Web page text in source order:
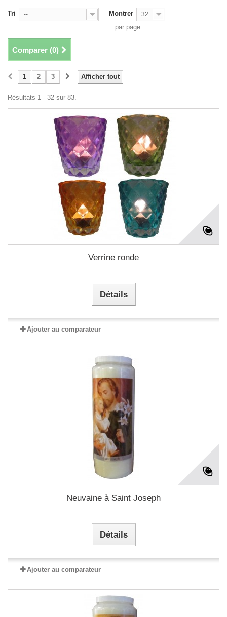
Tri -- Montrer 32
par page
Comparer (0)
Afficher tout
1 2 3
Résultats 1 - 32 sur 83.
Verrine ronde
Détails
Ajouter au comparateur
Neuvaine à Saint Joseph
Détails
Ajouter au comparateur